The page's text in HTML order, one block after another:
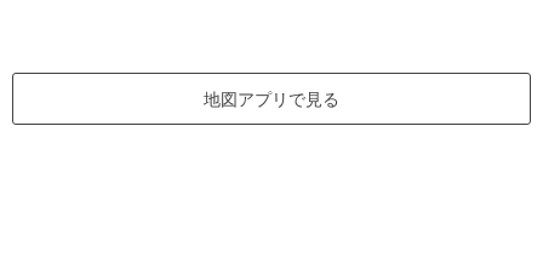
地図アプリで見る